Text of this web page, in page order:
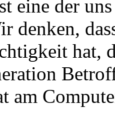
eine der
denken,
hat,
am